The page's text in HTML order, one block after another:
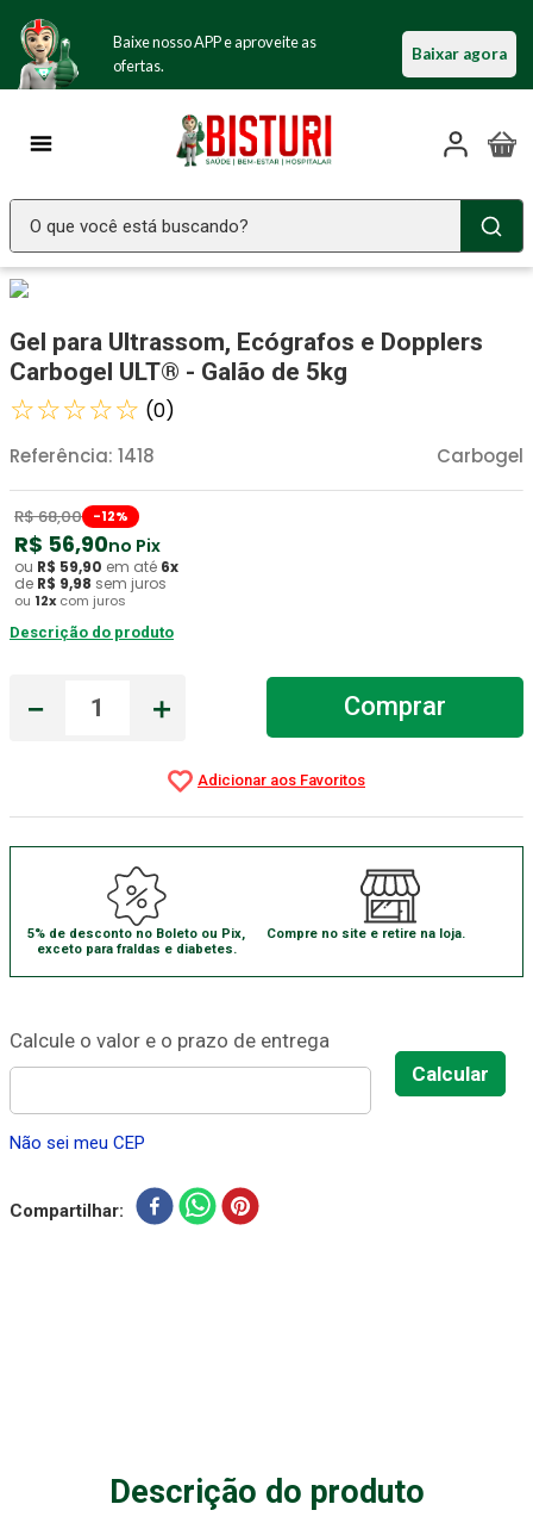
Baixe nosso APP e aproveite as
ofertas.
Baixar agora
O que você está buscando?
Gel para Ultrassom, Ecógrafos e Dopplers
Carbogel ULT® - Galão de 5kg
☆☆☆☆☆ (0)
Carbogel
Referência: 1418
R$68,00 -12%
R$ 56,90no Pix
ou R$ 59,90 em até 6x
de R$ 9,98 sem juros
ou 12x com juros
Descrição do produto
＋
－ Comprar
5% de desconto no Boleto ou Pix,
exceto para fraldas e diabetes.
Compre no site e retire na loja.
Não sei meu CEP
Compartilhar
Descrição do produto
2º Fralda Geriatrica
3º Luva Latex
4 º Littmann
5º Absorvente Geriatrico
º Estetoscopio Littmann
7 º Aparelho Pressão
Gaze Esteril
Gaze